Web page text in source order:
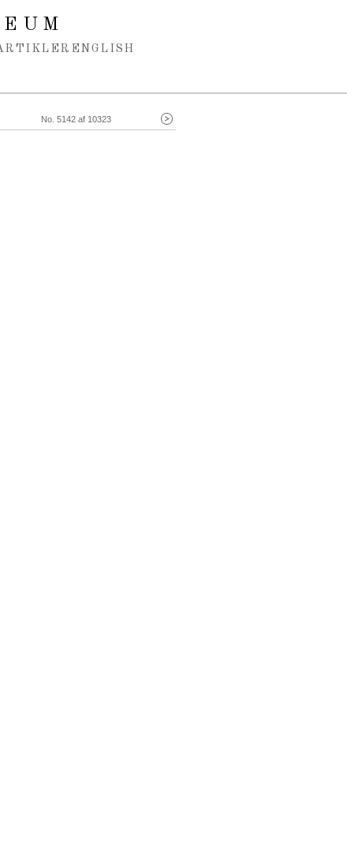
ENGLISH
No. 5142 af 10323